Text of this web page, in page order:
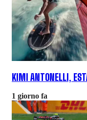
KIMI ANTONELLI,
1 giorno fa